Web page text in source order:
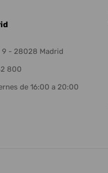
9 - 28028 Madrid
800
de 16:00 a 20:00